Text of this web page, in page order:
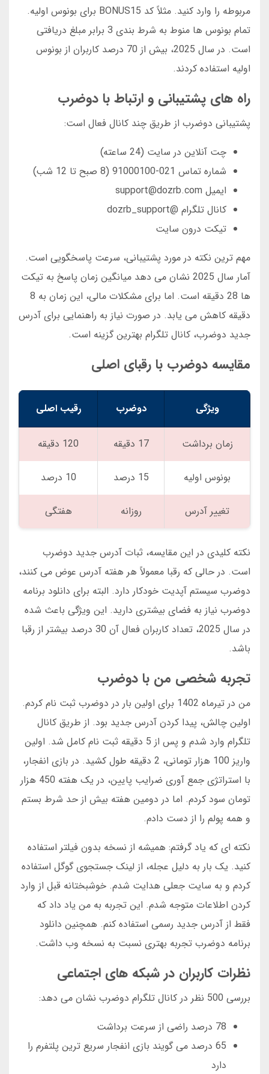
مربوطه را وارد کنید. مثلاً کد BONUS15 برای بونوس اولیه.
تمام بونوس ها منوط به شرط بندی 3 برابر مبلغ دریافتی
است. در سال 2025، بیش از 70 درصد کاربران از بونوس
اولیه استفاده کردند.
راه های پشتیبانی و ارتباط با دوضرب
پشتیبانی دوضرب از طریق چند کانال فعال است:
چت آنلاین در سایت (24 ساعته)
شماره تماس 021-91000100 (8 صبح تا 12 شب)
ایمیل support@dozrb.com
کانال تلگرام @dozrb_support
تیکت درون سایت
مهم ترین نکته در مورد پشتیبانی، سرعت پاسخگویی است.
آمار سال 2025 نشان می دهد میانگین زمان پاسخ به تیکت
ها 28 دقیقه است. اما برای مشکلات مالی، این زمان به 8
دقیقه کاهش می یابد. در صورت نیاز به راهنمایی برای آدرس
جدید دوضرب، کانال تلگرام بهترین گزینه است.
مقایسه دوضرب با رقبای اصلی
ویژگی دوضرب رقیب اصلی
زمان برداشت 17 دقیقه 120 دقیقه
بونوس اولیه 15 درصد 10 درصد
تغییر آدرس روزانه هفتگی
نکته کلیدی در این مقایسه، ثبات آدرس جدید دوضرب
است. در حالی که رقبا معمولاً هر هفته آدرس عوض می کنند،
دوضرب سیستم آپدیت خودکار دارد. البته برای دانلود برنامه
دوضرب نیاز به فضای بیشتری دارید. این ویژگی باعث شده
در سال 2025، تعداد کاربران فعال آن 30 درصد بیشتر از رقبا
باشد.
تجربه شخصی من با دوضرب
من در تیرماه 1402 برای اولین بار در دوضرب ثبت نام کردم.
اولین چالش، پیدا کردن آدرس جدید بود. از طریق کانال
تلگرام وارد شدم و پس از 5 دقیقه ثبت نام کامل شد. اولین
واریز 100 هزار تومانی، 2 دقیقه طول کشید. در بازی انفجار،
با استراتژی جمع آوری ضرایب پایین، در یک هفته 450 هزار
تومان سود کردم. اما در دومین هفته بیش از حد شرط بستم
و همه پولم را از دست دادم.
نکته ای که یاد گرفتم: همیشه از نسخه بدون فیلتر استفاده
کنید. یک بار به دلیل عجله، از لینک جستجوی گوگل استفاده
کردم و به سایت جعلی هدایت شدم. خوشبختانه قبل از وارد
کردن اطلاعات متوجه شدم. این تجربه به من یاد داد که
فقط از آدرس جدید رسمی استفاده کنم. همچنین دانلود
برنامه دوضرب تجربه بهتری نسبت به نسخه وب داشت.
نظرات کاربران در شبکه های اجتماعی
بررسی 500 نظر در کانال تلگرام دوضرب نشان می دهد:
78 درصد راضی از سرعت برداشت
65 درصد می گویند بازی انفجار سریع ترین پلتفرم را
دارد